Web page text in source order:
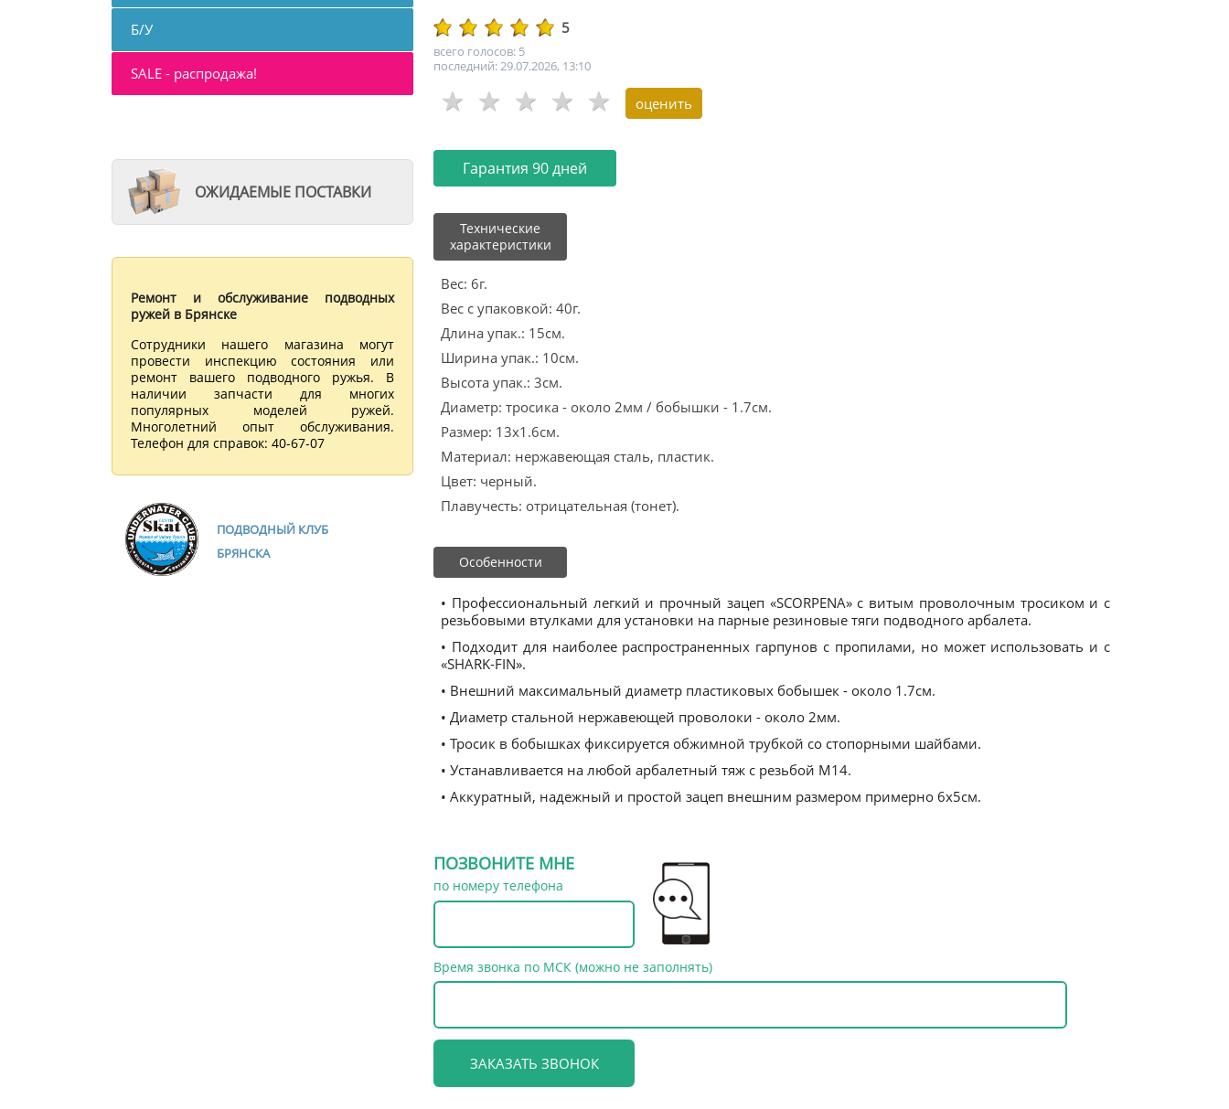
Б/У
SALE - распродажа!
ОЖИДАЕМЫЕ ПОСТАВКИ
Ремонт и обслуживание подводных
ружей в Брянске
Сотрудники нашего магазина могут
провести инспекцию состояния или
ремонт вашего подводного ружья. В
наличии запчасти для многих
популярных моделей ружей.
Многолетний опыт обслуживания.
Телефон для справок: 40-67-07
ПОДВОДНЫЙ КЛУБ
БРЯНСКА
5
всего голосов: 5
последний: 29.07.2026, 13:10
Гарантия 90 дней
Технические
характеристики
Вес: 6г.
Вес с упаковкой: 40г.
Длина упак.: 15см.
Ширина упак.: 10см.
Высота упак.: 3см.
Диаметр: тросика - около 2мм / бобышки - 1.7см.
Размер: 13х1.6см.
Материал: нержавеющая сталь, пластик.
Цвет: черный.
Плавучесть: отрицательная (тонет).
Особенности
• Профессиональный легкий и прочный зацеп «SCORPENA» с витым проволочным тросиком и с
резьбовыми втулками для установки на парные резиновые тяги подводного арбалета.
• Подходит для наиболее распространенных гарпунов с пропилами, но может использовать и с
«SHARK-FIN».
• Внешний максимальный диаметр пластиковых бобышек - около 1.7см.
• Диаметр стальной нержавеющей проволоки - около 2мм.
• Тросик в бобышках фиксируется обжимной трубкой со стопорными шайбами.
• Устанавливается на любой арбалетный тяж с резьбой М14.
• Аккуратный, надежный и простой зацеп внешним размером примерно 6х5см.
ПОЗВОНИТЕ МНЕ
по номеру телефона
Время звонка по МСК (можно не заполнять)